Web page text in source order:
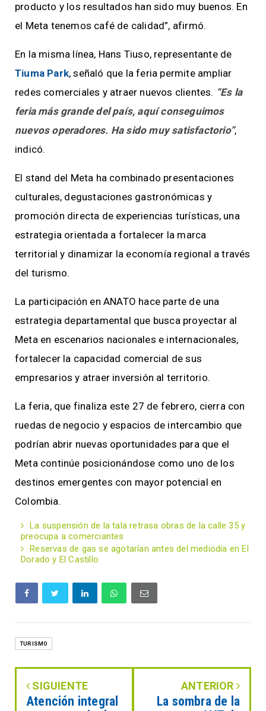
producto y los resultados han sido muy buenos. En
el Meta tenemos café de calidad”, afirmó.
En la misma línea, Hans Tiuso, representante de
Tiuma Park, señaló que la feria permite ampliar
redes comerciales y atraer nuevos clientes. “Es la
feria más grande del país, aquí conseguimos
nuevos operadores. Ha sido muy satisfactorio”,
indicó.
El stand del Meta ha combinado presentaciones
culturales, degustaciones gastronómicas y
promoción directa de experiencias turísticas, una
estrategia orientada a fortalecer la marca
territorial y dinamizar la economía regional a través
del turismo.
La participación en ANATO hace parte de una
estrategia departamental que busca proyectar al
Meta en escenarios nacionales e internacionales,
fortalecer la capacidad comercial de sus
empresarios y atraer inversión al territorio.
La feria, que finaliza este 27 de febrero, cierra con
ruedas de negocio y espacios de intercambio que
podrían abrir nuevas oportunidades para que el
Meta continúe posicionándose como uno de los
destinos emergentes con mayor potencial en
Colombia.
La suspensión de la tala retrasa obras de la calle 35 y
preocupa a comerciantes
Reservas de gas se agotarían antes del mediodía en El
Dorado y El Castillo
TURISMO
SIGUIENTE
Atención integral
ANTERIOR
La sombra de la